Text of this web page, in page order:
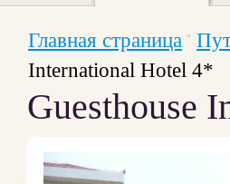
Главная страница
International Hotel 4*
Guesthouse